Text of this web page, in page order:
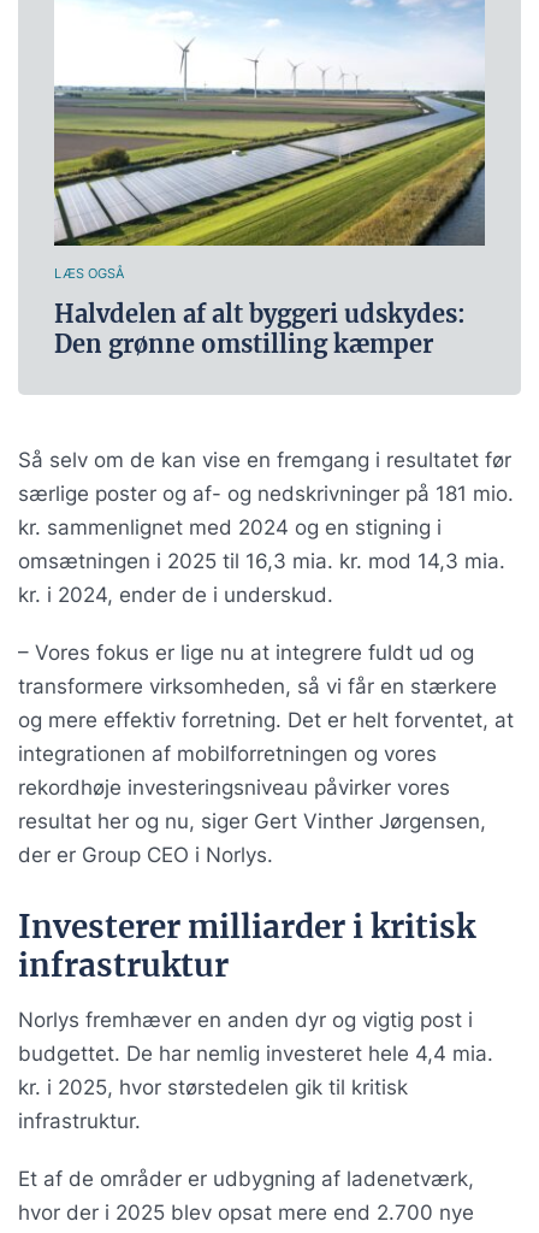
LÆS OGSÅ
Halvdelen af alt byggeri udskydes:
Den grønne omstilling kæmper
Så selv om de kan vise en fremgang i resultatet før
særlige poster og af- og nedskrivninger på 181 mio.
kr. sammenlignet med 2024 og en stigning i
omsætningen i 2025 til 16,3 mia. kr. mod 14,3 mia.
kr. i 2024, ender de i underskud.
– Vores fokus er lige nu at integrere fuldt ud og
transformere virksomheden, så vi får en stærkere
og mere effektiv forretning. Det er helt forventet, at
integrationen af mobilforretningen og vores
rekordhøje investeringsniveau påvirker vores
resultat her og nu, siger Gert Vinther Jørgensen,
der er Group CEO i Norlys.
Investerer milliarder i kritisk
infrastruktur
Norlys fremhæver en anden dyr og vigtig post i
budgettet. De har nemlig investeret hele 4,4 mia.
kr. i 2025, hvor størstedelen gik til kritisk
infrastruktur.
Et af de områder er udbygning af ladenetværk,
hvor der i 2025 blev opsat mere end 2.700 nye